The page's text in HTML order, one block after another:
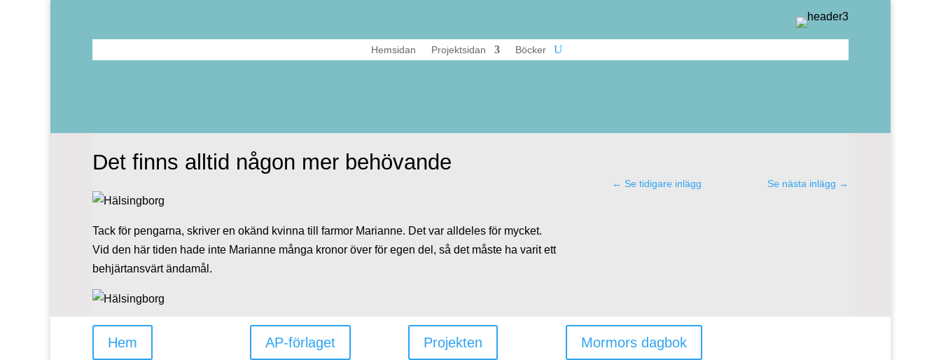
Hemsidan Projektsidan Böcker
Det finns alltid någon mer behövande
Tack för pengarna, skriver en okänd kvinna till farmor Marianne. Det var alldeles för mycket.
Vid den här tiden hade inte Marianne många kronor över för egen del, så det måste ha varit ett
behjärtansvärt ändamål.
← Se tidigare inlägg Se nästa inlägg →
Hem AP-förlaget Projekten Mormors dagbok